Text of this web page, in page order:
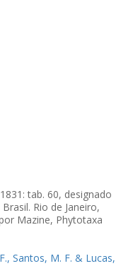
tab. 60, designado
Rio de Janeiro,
Mazine, Phytotaxa
Santos, M. F. & Lucas,